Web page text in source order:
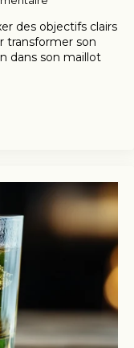
des objectifs clairs
transformer son
dans son maillot